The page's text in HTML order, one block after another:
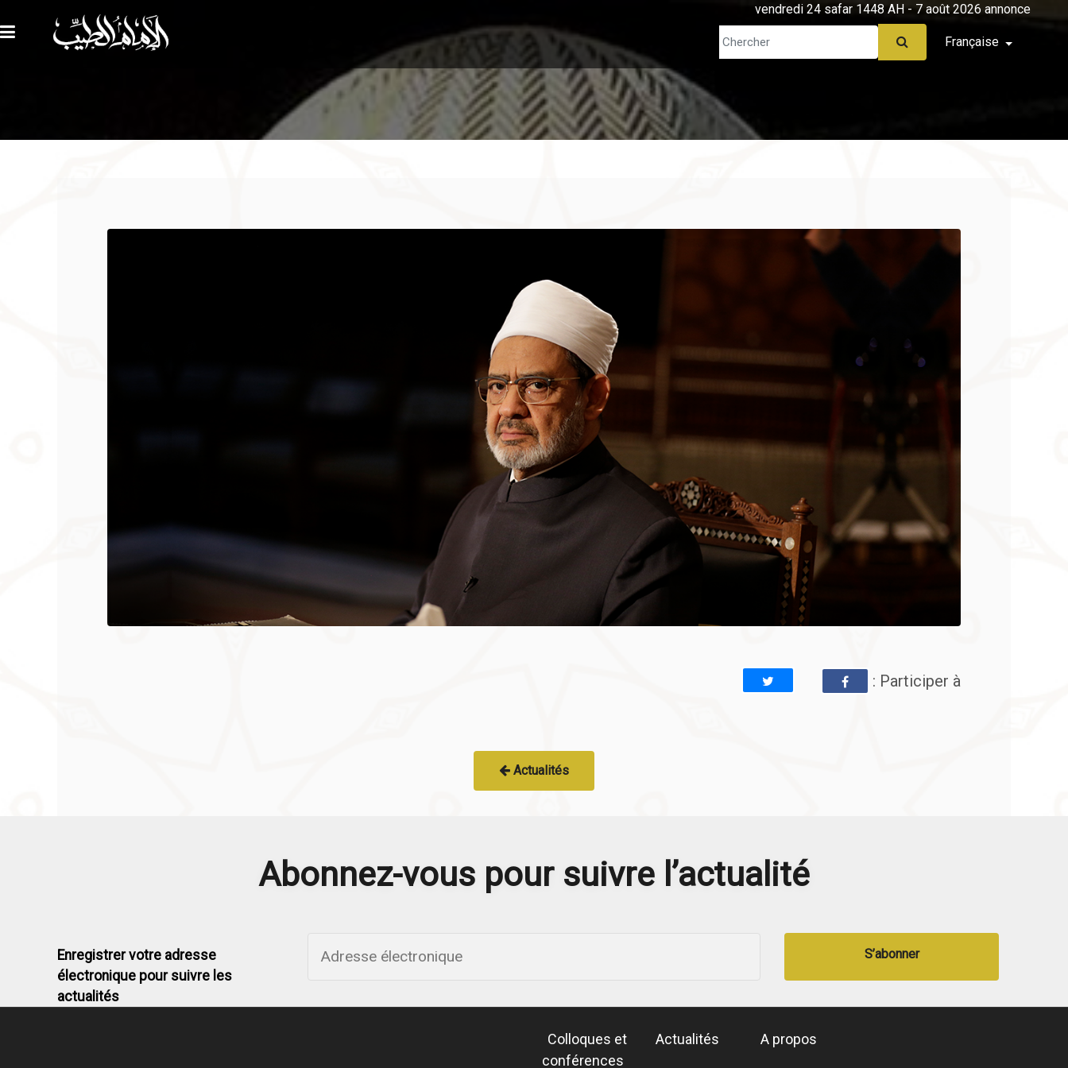
vendredi 24 safar 1448 AH - 7 août 2026 annonce
Française
: Participer à
Actualités
Abonnez-vous pour suivre l’actualité
Enregistrer votre adresse
électronique pour suivre les
actualités
S’abonner
A propos
Actualités
Colloques et
conférences